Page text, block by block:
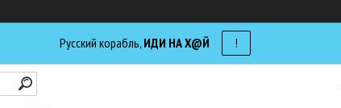
Русский корабль, ИДИ НА Х@Й !